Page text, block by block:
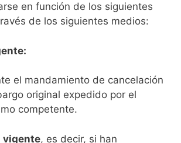
en función de los siguientes
de los siguientes medios:
el mandamiento de cancelación
original expedido por el
competente.
vigente, es decir, si han